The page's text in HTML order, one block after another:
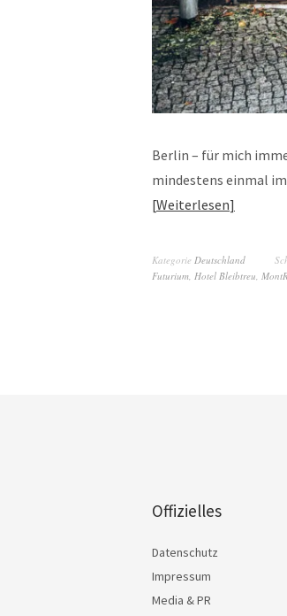
Berlin – für mich
mindestens einmal
Weiterlesen
Kategorie Deutschland
Futurium, Hotel Bleibtreu,
Offizielles
Datenschutz
Impressum
Media & PR